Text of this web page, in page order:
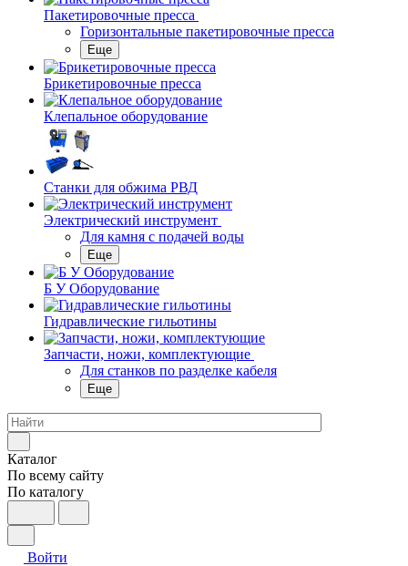
Пакетировочные пресса
Горизонтальные пакетировочные пресса
Еще
Брикетировочные пресса
Клепальное оборудование
Станки для обжима РВД
Электрический инструмент
Для камня с подачей воды
Еще
Б У Оборудование
Гидравлические гильотины
Запчасти, ножи, комплектующие
Для станков по разделке кабеля
Еще
Каталог
По всему сайту
По каталогу
Войти